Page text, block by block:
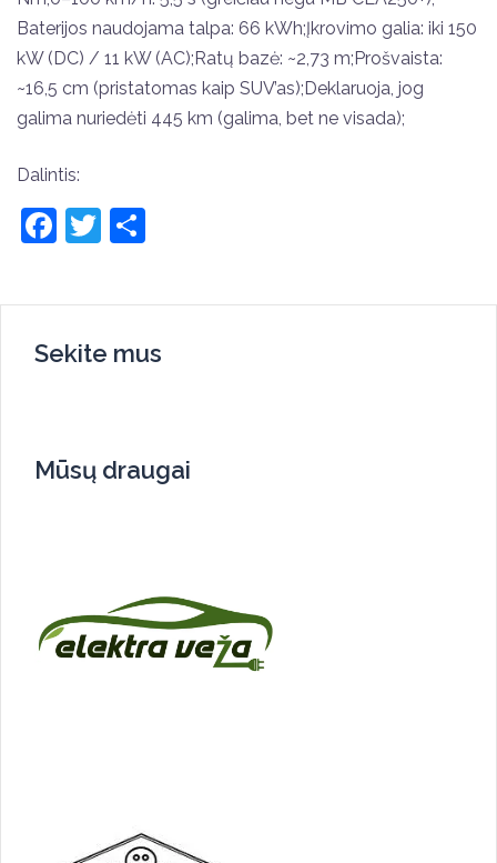
Baterijos naudojama talpa: 66 kWh;Įkrovimo galia: iki 150
kW (DC) / 11 kW (AC);Ratų bazė: ~2,73 m;Prošvaista:
~16,5 cm (pristatomas kaip SUV’as);Deklaruoja, jog
galima nuriedėti 445 km (galima, bet ne visada);
Dalintis:
Facebook
Twitter
Sekite mus
Mūsų draugai